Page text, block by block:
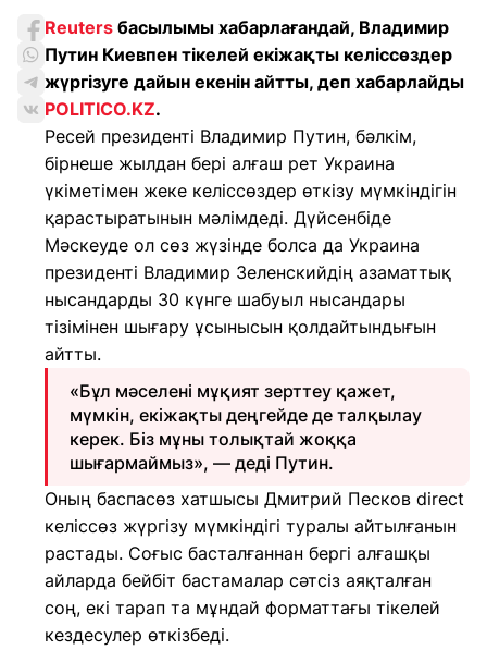
Reuters басылымы хабарлағандай, Владимир
Путин Киевпен тікелей екіжақты келіссөздер
жүргізуге дайын екенін айтты, деп хабарлайды
POLITICO.KZ.
Ресей президенті Владимир Путин, бәлкім,
бірнеше жылдан бері алғаш рет Украина
үкіметімен жеке келіссөздер өткізу мүмкіндігін
қарастыратынын мәлімдеді. Дүйсенбіде
Мәскеуде ол сөз жүзінде болса да Украина
президенті Владимир Зеленскийдің азаматтық
нысандарды 30 күнге шабуыл нысандары
тізімінен шығару ұсынысын қолдайтындығын
айтты.
«Бұл мәселені мұқият зерттеу қажет,
мүмкін, екіжақты деңгейде де талқылау
керек. Біз мұны толықтай жоққа
шығармаймыз», — деді Путин.
Оның баспасөз хатшысы Дмитрий Песков direct
келіссөз жүргізу мүмкіндігі туралы айтылғанын
растады. Соғыс басталғаннан бергі алғашқы
айларда бейбіт бастамалар сәтсіз аяқталған
соң, екі тарап та мұндай форматтағы тікелей
кездесулер өткізбеді.